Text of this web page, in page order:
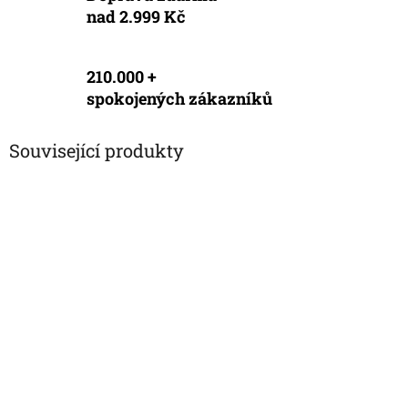
nad 2.999 Kč
210.000 +
spokojených zákazníků
Související produkty